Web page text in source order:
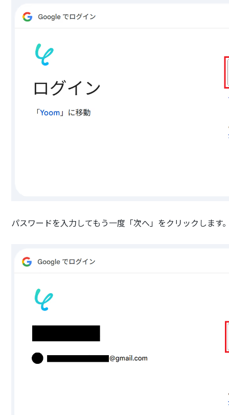
パスワードを入力してもう一度「次へ」をクリックします